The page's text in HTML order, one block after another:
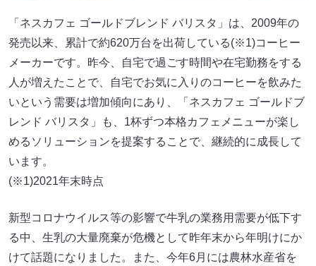
「ネスカフェ ゴールドブレンド バリスタ」は、2009年の
発売以来、累計で約620万台を出荷している(※1)コーヒー
メーカーです。昨今、自宅で過ごす時間や在宅勤務をする
人が増えたことで、自宅でお気に入りのコーヒーを飲みた
いという需要は増加傾向にあり、「ネスカフェ ゴールドブ
レンド バリスタ」も、1杯ずつ本格カフェメニューが楽し
めるソリューションを提案することで、継続的に成長して
います。
(※1)2021年末時点
新型コロナウイルス等の影響で牛乳の業務用需要が低下す
る中、生乳の大量廃棄が危機として昨年末から年明けにか
けて話題になりました。また、今年6月には農林水産省を